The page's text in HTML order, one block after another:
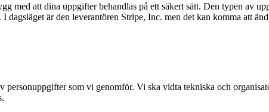
med att dina uppgifter behandlas på ett säkert sätt. Den typen av
är den leverantören Stripe, Inc. men det kan komma att
som vi genomför. Vi ska vidta tekniska och